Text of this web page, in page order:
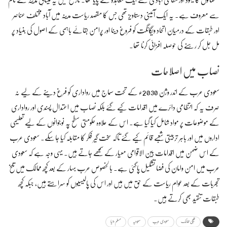
سے معروف ہے۔ یہ ایک آئینی دستاویز تھی جس کا مقصد ریاست مدینہ میں آباد مختلف عناصر
اور طبقات کے درمیان اتحاد ویگانگت کو فروغ دینا اور پُرامن بقائے باہمی کے اصول کی بنیاد پر
مل جل کر رہنے کی حوصلہ افزائی کرنا تھا۔
نصاب میں اصلاحات
سعودی عرب کے اندر وژن 2030ء کے تحت سماج میں رواداری کو فرغ دینے کے لیے نہ
صرف یہ کہ انتظامی دائرے میں اقدامات کیے گئے بلکہ نصاب میں اعتدال پسندی اور رواداری
کے موضوعات پر مواد شامل کیا گیا ہے۔ اس کے علاوہ حکومتی سطح پہ نوجوانوں کے لیے تعلیمی
اداروں میں اور باہر تربیتی شعبے قائم کیے گئے تاکہ سخت گیر فکر کا مقابلہ کیا جاسکے۔ سعودی عرب
کے اس ضمن میں اقدامات بین الاقوامی معیار کے سمجھے جاتے ہیں۔ یہی وجہ ہے کہ سعودی
عرب میں امن وامان کی فضا تشکیل پاگئی ہے۔ بالخصوص عرب بہار کے بعد کچھ ممالک میں تلخ
تجربات کے بعد عوام ریاست کے حق میں ہیں اور اس کی پالیسیوں کو سراہتے ہیں، جبکہ کچھ
طبقات تنقید بھی کرتے ہیں۔
خلیجی ممالک سعودی عرب سعودیہ مسلم دنیا